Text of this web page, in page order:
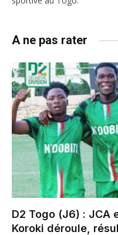
A ne pas rater
D2 Togo (J6) : JCA
Koroki déroule,